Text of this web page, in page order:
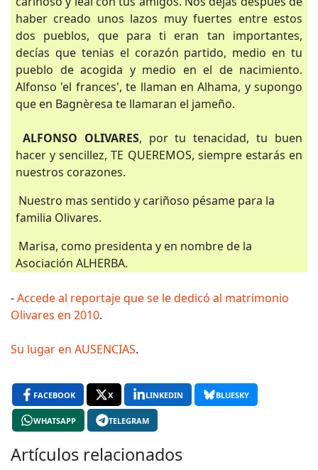
haber creado unos lazos muy fuertes entre estos
dos pueblos, que para ti eran tan importantes,
decías que tenias el corazón partido, medio en tu
pueblo de acogida y medio en el de nacimiento.
Alfonso 'el frances', te llaman en Alhama, y supongo
que en Bagnèresa te llamaran el jameño.
ALFONSO OLIVARES, por tu tenacidad, tu buen
hacer y sencillez, TE QUEREMOS, siempre estarás en
nuestros corazones.
Nuestro mas sentido y cariñoso pésame para la
familia Olivares.
Marisa, como presidenta y en nombre de la
Asociación ALHERBA.
-Accede al reportaje que se le dedicó al matrimonio
Olivares en 2010.
Su lugar en AUSENCIAS.
FACEBOOK X LINKEDIN BLUESKY
WHATSAPP TELEGRAM
Artículos relacionados